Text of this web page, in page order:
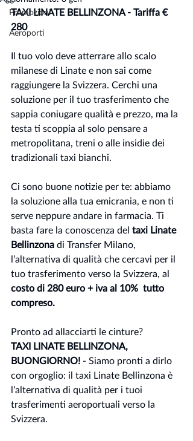
Promozioni
Aeroporti
TAXI LINATE BELLINZONA - Tariffa €
280
Il tuo volo deve atterrare allo scalo
milanese di Linate e non sai come
raggiungere la Svizzera. Cerchi una
soluzione per il tuo trasferimento che
sappia coniugare qualità e prezzo, ma la
testa ti scoppia al solo pensare a
metropolitana, treni o alle insidie dei
tradizionali taxi bianchi.
Ci sono buone notizie per te: abbiamo
la soluzione alla tua emicrania, e non ti
serve neppure andare in farmacia. Ti
basta fare la conoscenza del taxi Linate
Bellinzona di Transfer Milano,
l’alternativa di qualità che cercavi per il
tuo trasferimento verso la Svizzera, al
costo di 280 euro + iva al 10%  tutto
compreso.
Pronto ad allacciarti le cinture?
TAXI LINATE BELLINZONA,
BUONGIORNO! - Siamo pronti a dirlo
con orgoglio: il taxi Linate Bellinzona è
l’alternativa di qualità per i tuoi
trasferimenti aeroportuali verso la
Svizzera.